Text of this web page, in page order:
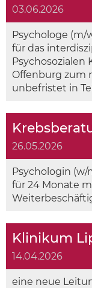
03.06.2026
Psychologe (m/
für das
Psychosozialen
Offenburg zum
unbefristet in
26.05.2026
Psychologin (w/
für 24 Monate
14.04.2026
eine neue